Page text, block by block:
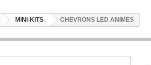
MINI-KITS CHEVRONS LED ANIMES